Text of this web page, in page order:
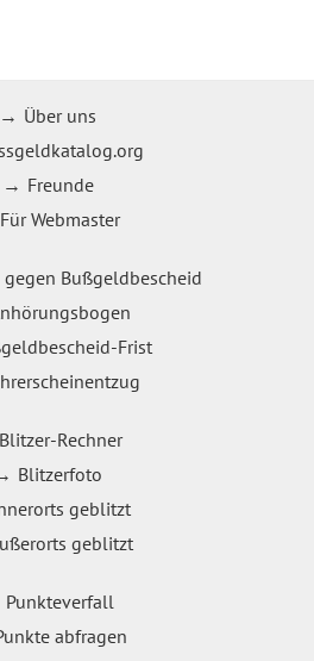
Über uns
Freunde
Für Webmaster
gegen Bußgeldbescheid
Frist
Blitzer-Rechner
Blitzerfoto
geblitzt
geblitzt
Punkteverfall
abfragen